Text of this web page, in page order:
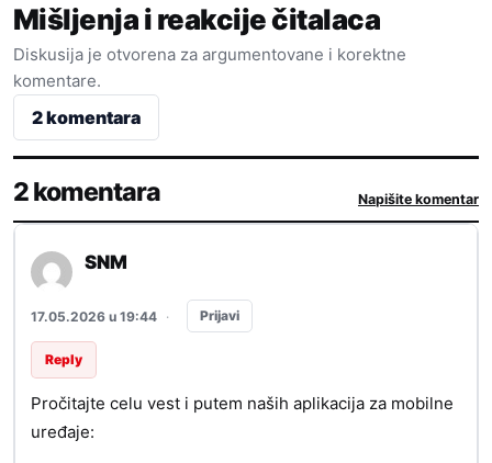
Mišljenja i reakcije čitalaca
Diskusija je otvorena za argumentovane i korektne
komentare.
2 komentara
2 komentara Napišite komentar
SNM
17.05.2026 u 19:44 · Prijavi
Reply
Pročitajte celu vest i putem naših aplikacija za mobilne
uređaje: